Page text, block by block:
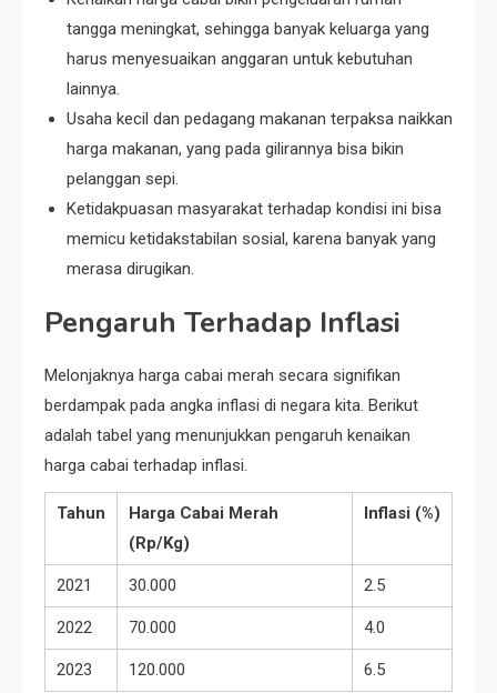
tangga meningkat, sehingga banyak keluarga yang
harus menyesuaikan anggaran untuk kebutuhan
lainnya.
Usaha kecil dan pedagang makanan terpaksa naikkan
harga makanan, yang pada gilirannya bisa bikin
pelanggan sepi.
Ketidakpuasan masyarakat terhadap kondisi ini bisa
memicu ketidakstabilan sosial, karena banyak yang
merasa dirugikan.
Pengaruh Terhadap Inflasi
Melonjaknya harga cabai merah secara signifikan
berdampak pada angka inflasi di negara kita. Berikut
adalah tabel yang menunjukkan pengaruh kenaikan
harga cabai terhadap inflasi.
Tahun
Harga Cabai Merah
(Rp/Kg)
Inflasi (%)
2021 30.000 2.5
2022 70.000 4.0
2023 120.000 6.5